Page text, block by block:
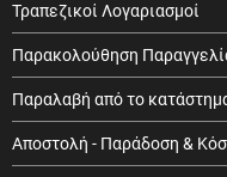
Τραπεζικοί Λογαριασμοί
Παρακολούθηση
Παραλαβή από το
Αποστολή - Παράδοση &